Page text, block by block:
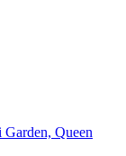
Queen